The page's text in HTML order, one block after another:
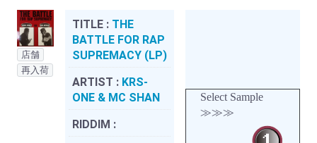
店舗
再入荷
TITLE : THE
BATTLE FOR RAP
SUPREMACY (LP)
ARTIST : KRS-
ONE & MC SHAN
RIDDIM :
Select Sample
≫≫≫